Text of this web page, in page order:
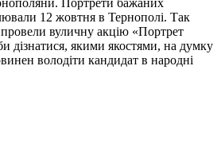
Портрети бажаних
12 жовтня в Тернополі. Так
вуличну акцію «Портрет
дізнатися, якими якостями, на думку
володіти кандидат в народні